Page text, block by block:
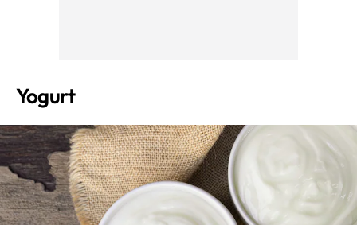
Yogurt